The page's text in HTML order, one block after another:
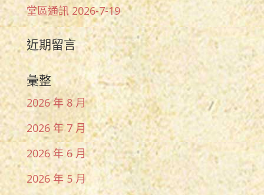
堂區通訊 2026-7-19
近期留言
彙整
2026 年 8 月
2026 年 7 月
2026 年 6 月
2026 年 5 月